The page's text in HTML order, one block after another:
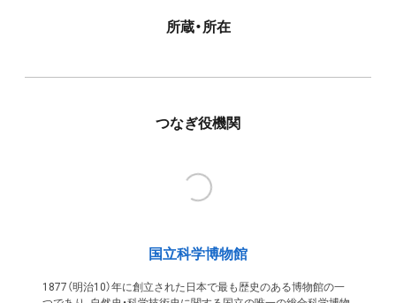
所蔵・所在
つなぎ役機関
国立科学博物館
1877（明治10）年に創立された日本で最も歴史のある博物館の一